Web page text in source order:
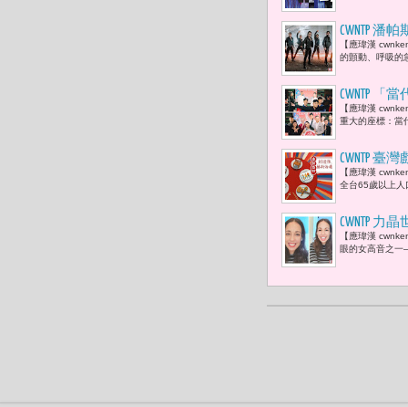
CWNTP 潘
【應瑋漢
的顫動、呼吸的
CWNTP 「
寫屬於這
【應瑋漢
重大的座標：當
CWNTP 臺
在衛武營
【應瑋漢
全台65歲以上人
CWNTP 力
Wanna
【應瑋漢
眼的女高音之一